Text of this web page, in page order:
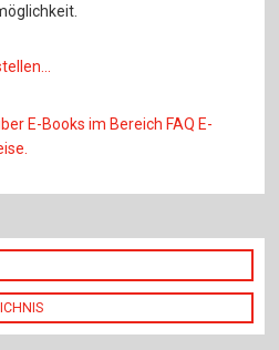
E-Books im Bereich FAQ E-